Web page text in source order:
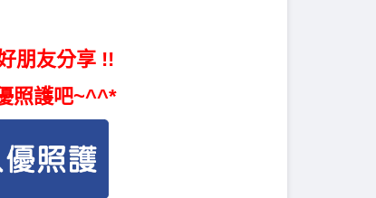
朋友分享 !!
照護吧~^^*